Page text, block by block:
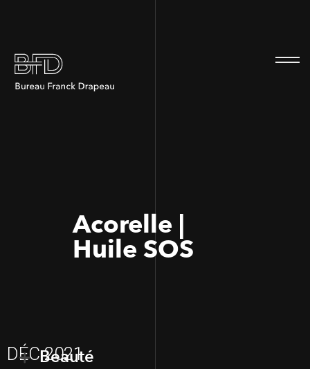
Acorelle |
Huile SOS
DÉC 2021
Beauté